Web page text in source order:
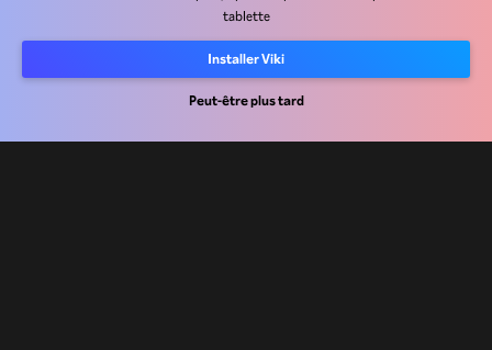
tablette
Installer Viki
Peut-être plus tard
Centre de presse
Conditions d'utilisation